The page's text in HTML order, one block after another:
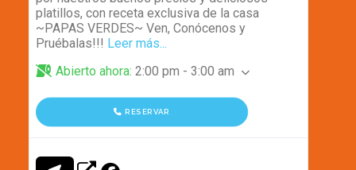
platillos, con receta exclusiva de la casa
~PAPAS VERDES~ Ven, Conócenos y
Pruébalas!!! Leer más...
Abierto ahora: 2:00 pm - 3:00 am
RESERVAR